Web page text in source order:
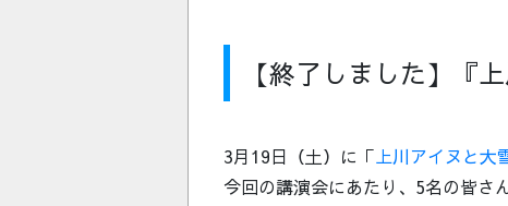
【終了しました】『
3月19日（土）に「上川アイヌと大
今回の講演会にあたり、5名の皆さ